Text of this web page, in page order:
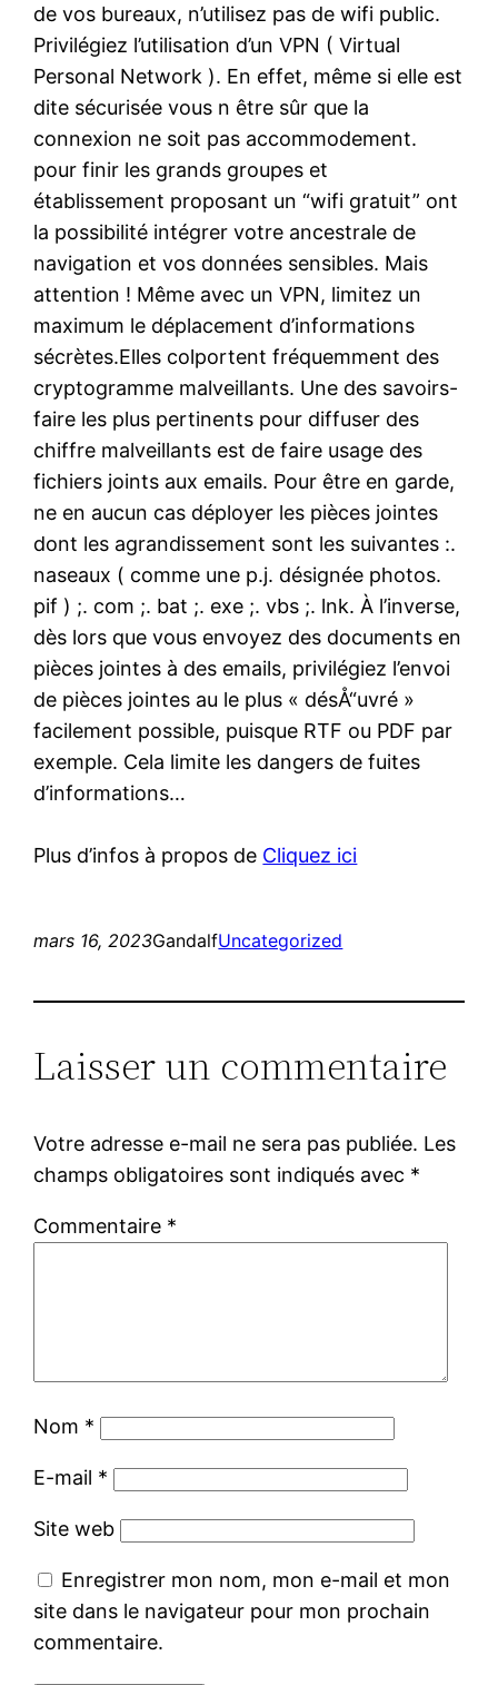
de vos bureaux, n’utilisez pas de wifi public.
Privilégiez l’utilisation d’un VPN ( Virtual
Personal Network ). En effet, même si elle est
dite sécurisée vous n être sûr que la
connexion ne soit pas accommodement.
pour finir les grands groupes et
établissement proposant un “wifi gratuit” ont
la possibilité intégrer votre ancestrale de
navigation et vos données sensibles. Mais
attention ! Même avec un VPN, limitez un
maximum le déplacement d’informations
sécrètes.Elles colportent fréquemment des
cryptogramme malveillants. Une des savoirs-
faire les plus pertinents pour diffuser des
chiffre malveillants est de faire usage des
fichiers joints aux emails. Pour être en garde,
ne en aucun cas déployer les pièces jointes
dont les agrandissement sont les suivantes :.
naseaux ( comme une p.j. désignée photos.
pif ) ;. com ;. bat ;. exe ;. vbs ;. lnk. À l’inverse,
dès lors que vous envoyez des documents en
pièces jointes à des emails, privilégiez l’envoi
de pièces jointes au le plus « désÅ“uvré »
facilement possible, puisque RTF ou PDF par
exemple. Cela limite les dangers de fuites
d’informations…
Plus d’infos à propos de Cliquez ici
mars 16, 2023GandalfUncategorized
Laisser un commentaire
Votre adresse e-mail ne sera pas publiée. Les
champs obligatoires sont indiqués avec *
Commentaire *
Nom *
E-mail *
Site web
Enregistrer mon nom, mon e-mail et mon
site dans le navigateur pour mon prochain
commentaire.